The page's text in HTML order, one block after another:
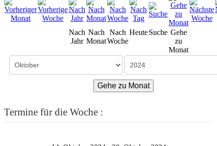
Nach
Jahr
Nach
Monat
Nach
Woche
HeuteSuche Gehe
zu
Monat
Gehe zu Monat
Termine für die Woche :